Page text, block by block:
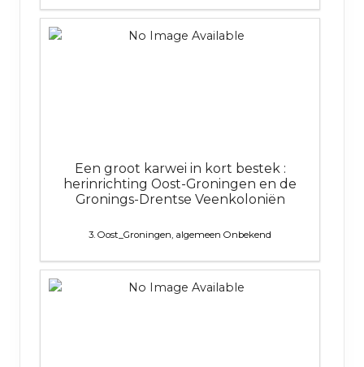
Een groot karwei in kort bestek :
herinrichting Oost-Groningen en de
Gronings-Drentse Veenkoloniën
3. Oost_Groningen, algemeen Onbekend